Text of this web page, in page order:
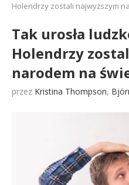
Holendrzy zostali najwyższym
Tak urosła
Holendrzy
narodem na
przez Kristina Thompson,